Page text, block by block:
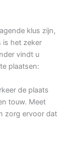
klus zijn,
is het zeker
vindt u
plaatsen:
de plaats
touw. Meet
zorg ervoor dat